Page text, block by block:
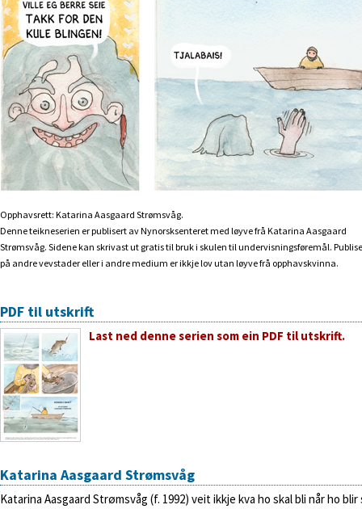
Opphavsrett: Katarina Aasgaard Strømsvåg.
Denne teikneserien er publisert av Nynorsksenteret med løyve frå Katarina Aasgaard
Strømsvåg. Sidene kan skrivast ut gratis til bruk i skulen til undervisningsføremål.
på andre vevstader eller i andre medium er ikkje lov utan løyve frå opphavskvinna.
PDF til utskrift
Last ned denne serien som ein PDF til utskrift.
Katarina Aasgaard Strømsvåg
Katarina Aasgaard Strømsvåg (f. 1992) veit ikkje kva ho skal bli når ho blir